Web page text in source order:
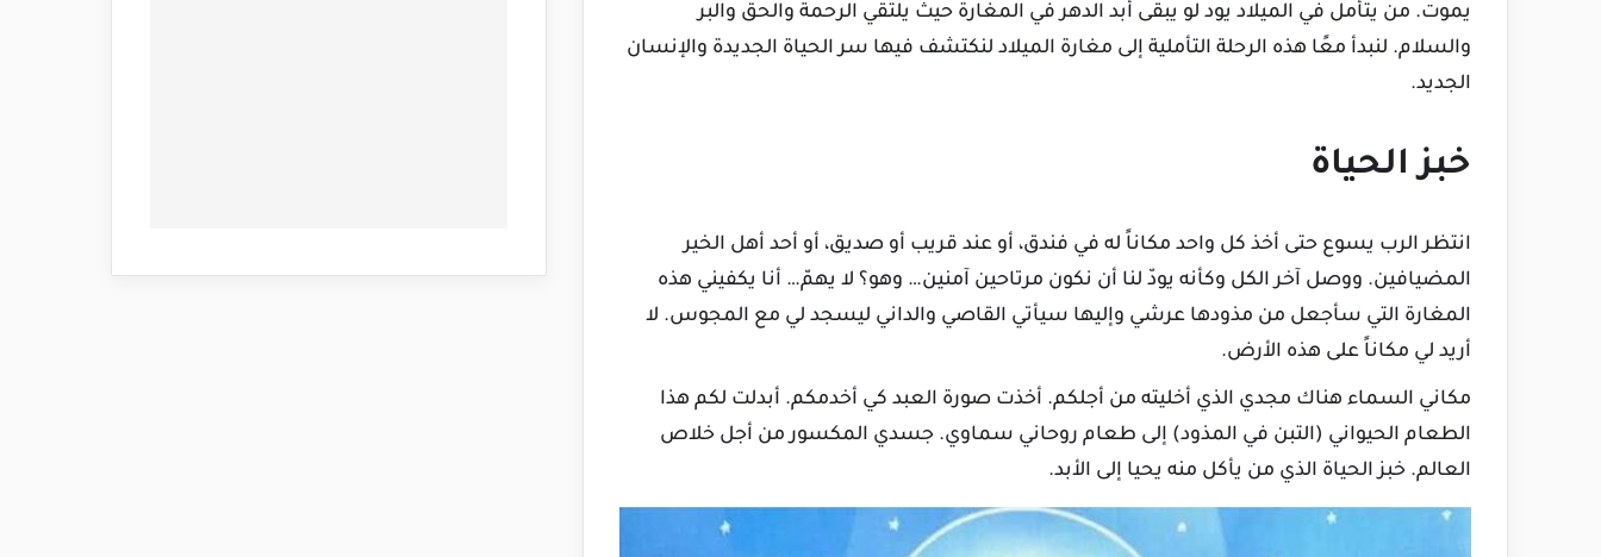
يموت. من يتأمل في الميلاد يود لو يبقى أبد الدهر في المغارة حيث يلتقي الرحمة والحق والبر
والسلام. لنبدأ معًا هذه الرحلة التأملية إلى مغارة الميلاد لنكتشف فيها سر الحياة الجديدة والإنسان
الجديد.
خبز الحياة
انتظر الرب يسوع حتى أخذ كل واحد مكاناً له في فندق، أو عند قريب أو صديق، أو أحد أهل الخير
المضيافين. ووصل آخر الكل وكأنه يودّ لنا أن نكون مرتاحين آمنين… وهو؟ لا يهمّ… أنا يكفيني هذه
المغارة التي سأجعل من مذودها عرشي وإليها سيأتي القاصي والداني ليسجد لي مع المجوس. لا
أريد لي مكاناً على هذه الأرض.
مكاني السماء هناك مجدي الذي أخليته من أجلكم. أخذت صورة العبد كي أخدمكم. أبدلت لكم هذا
الطعام الحيواني (التبن في المذود) إلى طعام روحاني سماوي. جسدي المكسور من أجل خلاص
العالم. خبز الحياة الذي من يأكل منه يحيا إلى الأبد.